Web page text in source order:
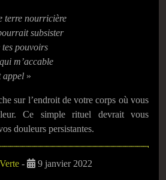
terre nourricière
subsister
pouvoirs
m’accable
appel »
sur l’endroit de votre corps où vous
Ce simple rituel devrait vous
douleurs persistantes.
- 9 janvier 2022